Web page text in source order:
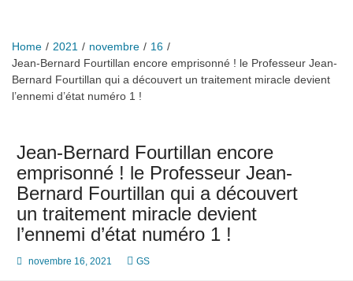
Home 2021 novembre
16
Jean-Bernard Fourtillan encore emprisonné ! le Professeur Jean-
Bernard Fourtillan qui a découvert un traitement miracle devient
l’ennemi d’état numéro 1 !
Jean-Bernard Fourtillan encore
emprisonné ! le Professeur Jean-
Bernard Fourtillan qui a découvert
un traitement miracle devient
l’ennemi d’état numéro 1 !
novembre 16, 2021 GS